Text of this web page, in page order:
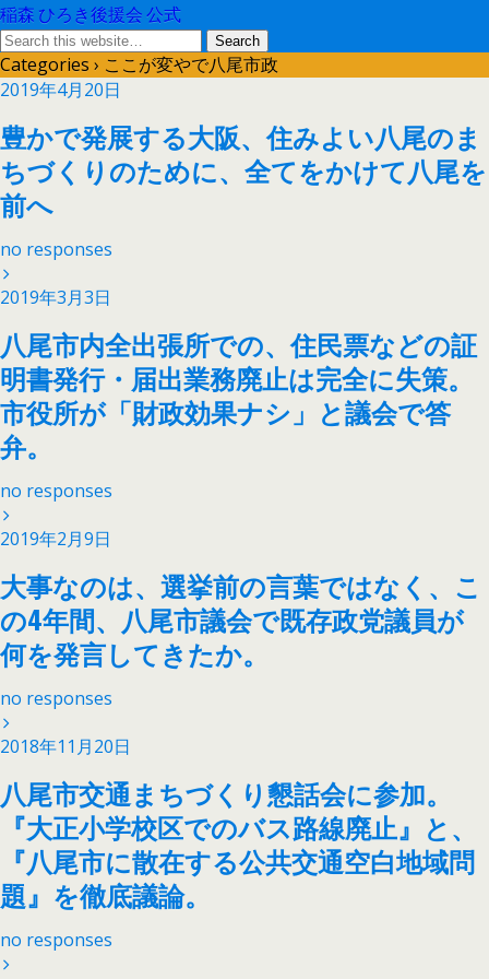
稲森 ひろき後援会 公式
Categories › ここが変やで八尾市政
2019年4月20日
豊かで発展する大阪、住みよい八尾のま
ちづくりのために、全てをかけて八尾を
前へ
no responses
2019年3月3日
八尾市内全出張所での、住民票などの証
明書発行・届出業務廃止は完全に失策。
市役所が「財政効果ナシ」と議会で答
弁。
no responses
2019年2月9日
大事なのは、選挙前の言葉ではなく、こ
の4年間、八尾市議会で既存政党議員が
何を発言してきたか。
no responses
2018年11月20日
八尾市交通まちづくり懇話会に参加。
『大正小学校区でのバス路線廃止』と、
『八尾市に散在する公共交通空白地域問
題』を徹底議論。
no responses